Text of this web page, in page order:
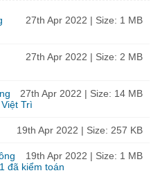
| Size: 1 MB
27th Apr 2022
| Size: 2 MB
27th Apr 2022
| Size: 14 MB
27th Apr 2022
Trì
| Size: 257 KB
19th Apr 2022
| Size: 1 MB
19th Apr 2022
đã kiểm toán